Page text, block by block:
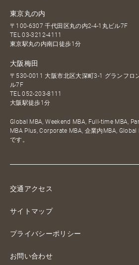
東京丸の内
〒100-6307 千代田区丸の内2-4-1丸ビル7F
TEL03-3212-4111
東京駅丸の内南口徒歩1分
大阪梅田
〒530-0011 大阪市北区大深町3-1 グランフロ
ル7F
TEL052-203-8111
大阪駅徒歩1分
Global MBA, Weekend MBA, Full-time MBA,
MBA Plus, Corporate MBA, 企業内MBA,
です。
交通アクセス
サイトマップ
プライバシーポリシー
お問い合わせ